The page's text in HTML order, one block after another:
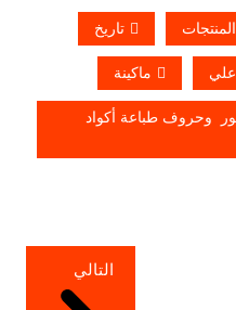
المنتجات تاريخ
علي ماكينة
تاريخ يدوي 3 سطور وحروف طباعة أكواد
التالي